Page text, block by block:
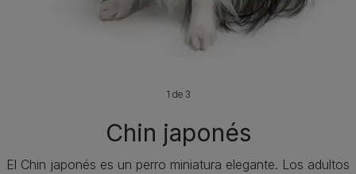
Chin japonés
El Chin japonés es un perro miniatura elegante. Los adultos
1 de 3